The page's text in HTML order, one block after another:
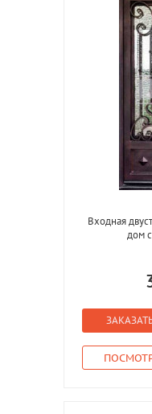
Входная
дом